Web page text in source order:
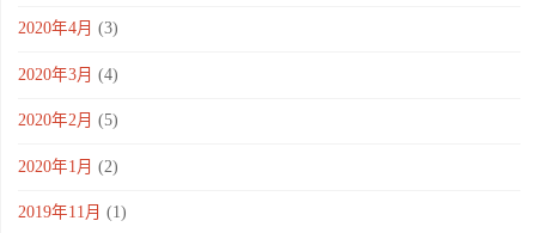
2020年4月 (3)
2020年3月 (4)
2020年2月 (5)
2020年1月 (2)
2019年11月 (1)